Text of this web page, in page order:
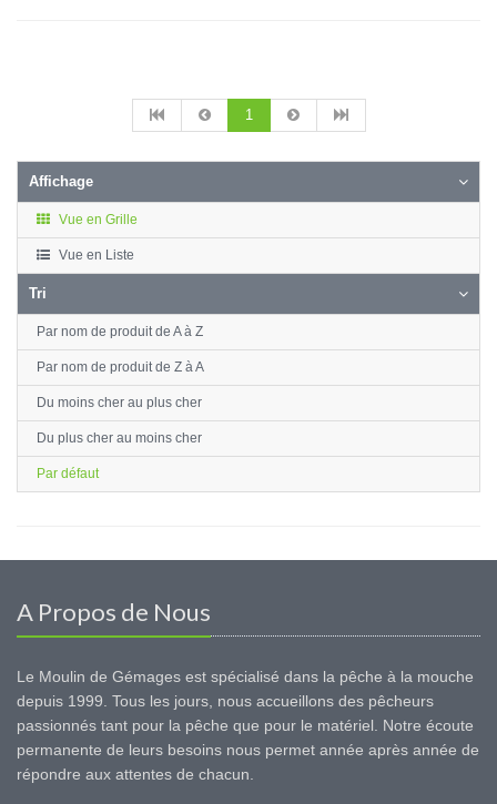
1
Affichage
Vue en Grille
Vue en Liste
Tri
Par nom de produit de A à Z
Par nom de produit de Z à A
Du moins cher au plus cher
Du plus cher au moins cher
Par défaut
A Propos de Nous
Le Moulin de Gémages est spécialisé dans la pêche à la mouche
depuis 1999. Tous les jours, nous accueillons des pêcheurs
passionnés tant pour la pêche que pour le matériel. Notre écoute
permanente de leurs besoins nous permet année après année de
répondre aux attentes de chacun.